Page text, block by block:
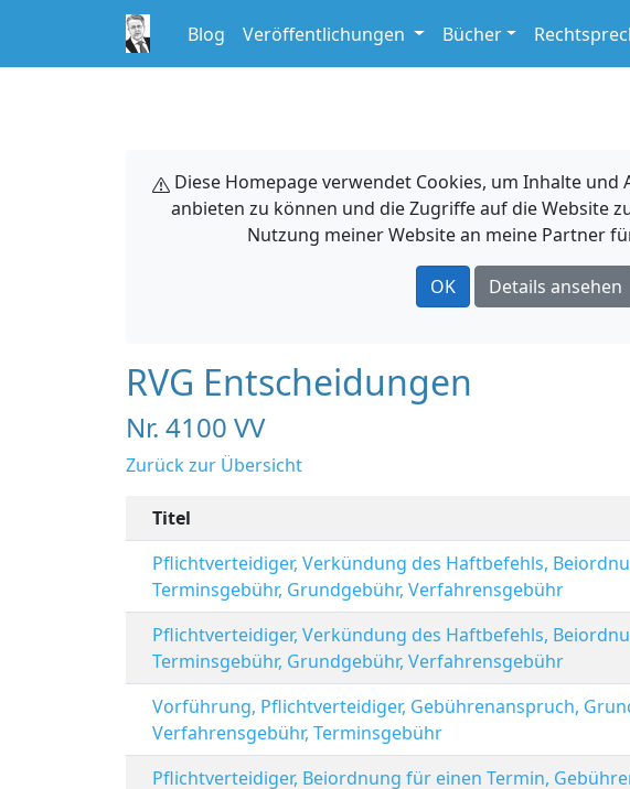
Blog Veröffentlichungen Bücher
Diese Homepage verwendet Cookies, um Inhalte
anbieten zu können und die Zugriffe auf die Website
Nutzung meiner Website an meine Partner
OK Details ansehen
RVG Entscheidungen
Nr. 4100 VV
Zurück zur Übersicht
Titel
Pflichtverteidiger, Verkündung des Haftbefehls,
Terminsgebühr, Grundgebühr, Verfahrensgebühr
Pflichtverteidiger, Verkündung des Haftbefehls,
Terminsgebühr, Grundgebühr, Verfahrensgebühr
Vorführung, Pflichtverteidiger, Gebührenanspruch,
Verfahrensgebühr, Terminsgebühr
Pflichtverteidiger, Beiordnung für einen Termin,